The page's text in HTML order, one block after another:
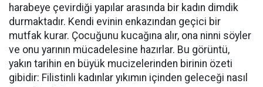
harabeye çevirdiği yapılar arasında bir kadın dimdik
durmaktadır. Kendi evinin enkazından geçici bir
mutfak kurar. Çocuğunu kucağına alır, ona ninni söyler
ve onu yarının mücadelesine hazırlar. Bu görüntü,
yakın tarihin en büyük mucizelerinden birinin özeti
gibidir: Filistinli kadınlar yıkımın içinden geleceği nasıl